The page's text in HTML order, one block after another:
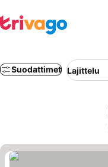
Suodattimet Lajittelu